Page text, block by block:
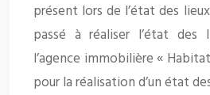
présent lors de l’état des
passé à réaliser l’état des
l’agence immobilière «
pour la réalisation d’un état